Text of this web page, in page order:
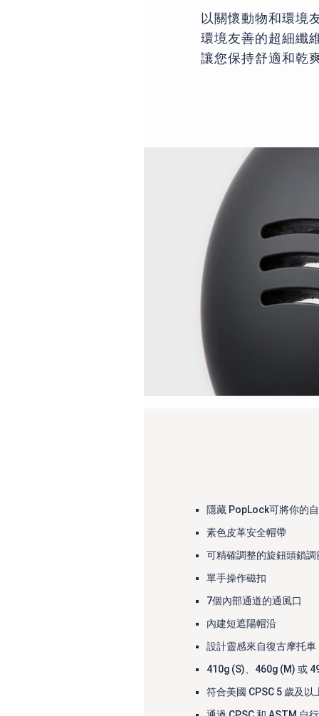
以關懷動物和環境
環境友善的超細纖
讓您保持舒適和乾
隱藏 PopLock可將你的
素色皮革安全帽帶
可精確調整的旋鈕頭鎖調
單手操作磁扣
7個內部通道的通風口
內建短遮陽帽沿
設計靈感來自復古摩托
410g (S)、460g (M) 或
符合美國 CPSC 5 歲及